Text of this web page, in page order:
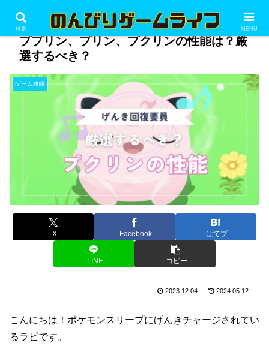
PR
ププリン、プリン、プクリンの性能は？厳
選するべき？
ゲーム攻略
X Facebook はてブ
LINE コピー
2023.12.04 2024.05.12
こんにちは！ポケモンスリープにげんきチャージされてい
るラビです。
検索 MENU